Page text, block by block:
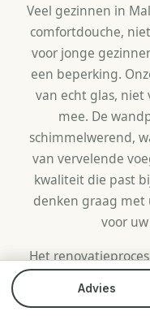
Advies
Veel gezinnen in
comfortdouche,
voor jonge
een beperking.
van echt glas, niet
mee. De
schimmelwerend,
van vervelende
kwaliteit die past
denken graag met
voor
Het
een vaste
adviseurs bij u
Bel direct